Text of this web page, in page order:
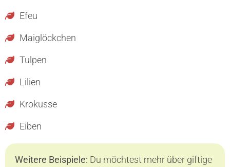
Efeu
Maiglöckchen
Tulpen
Lilien
Krokusse
Eiben
Weitere Beispiele: Du möchtest mehr über giftige